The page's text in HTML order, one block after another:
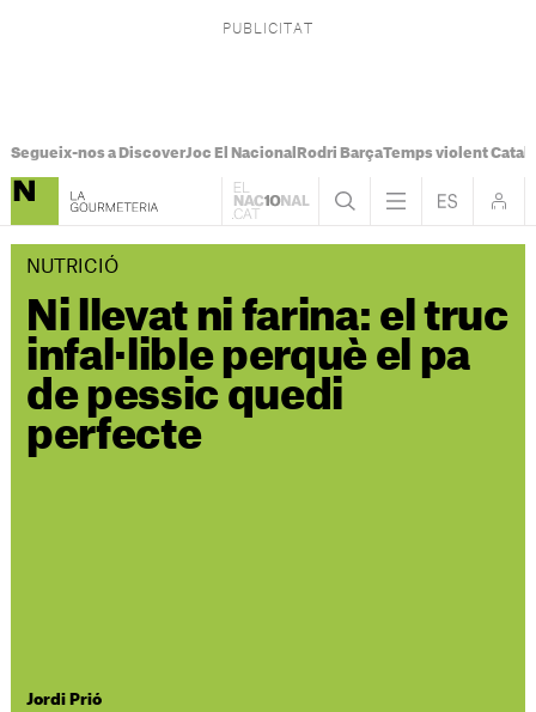
Segueix-nos a DiscoverJoc El Nacional Rodri BarçaTemps violent
NUTRICIÓ
Ni llevat ni farina: el truc
infal·lible perquè el pa
de pessic quedi
perfecte
Jordi Prió